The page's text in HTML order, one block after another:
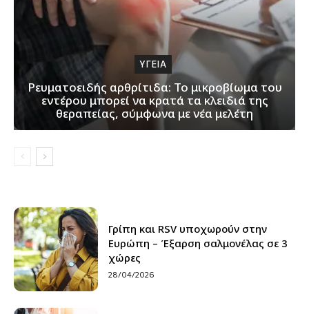
ΥΓΕΙΑ
Ρευματοειδής αρθρίτιδα: Το μικροβίωμα του
εντέρου μπορεί να κρατά τα κλειδιά της
θεραπείας, σύμφωνα με νέα μελέτη
Γρίπη και RSV υποχωρούν στην
Ευρώπη – Έξαρση σαλμονέλας σε 3
χώρες
28/04/2026